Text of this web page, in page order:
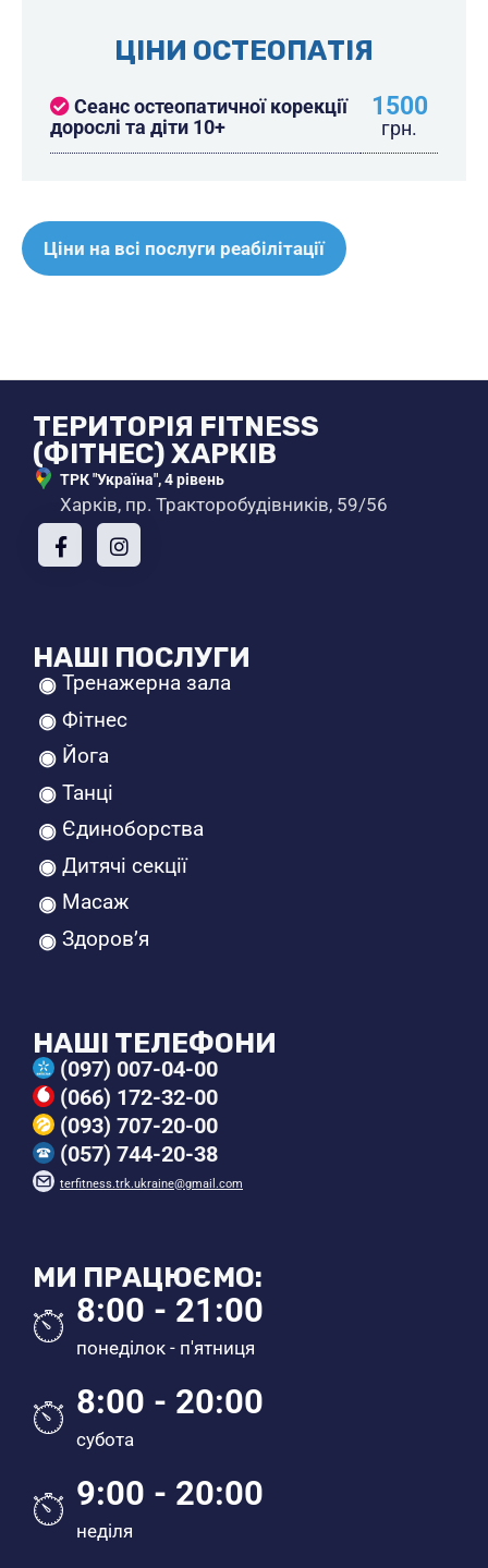
ЦІНИ ОСТЕОПАТІЯ
Сеанс остеопатичної корекції
дорослі та діти 10+
1500
грн.
Ціни на всі послуги реабілітації
ТЕРИТОРІЯ FITNESS
(ФІТНЕС) ХАРКІВ
ТРК "Україна", 4 рівень
Харків, пр. Тракторобудівників, 59/56
НАШІ ПОСЛУГИ
Тренажерна зала
Фітнес
Йога
Танці
Єдиноборства
Дитячі секції
Масаж
Здоров’я
НАШІ ТЕЛЕФОНИ
(097) 007-04-00
(066) 172-32-00
(093) 707-20-00
(057) 744-20-38
terfitness.trk.ukraine@gmail.com
МИ ПРАЦЮЄМО:
8:00 - 21:00
понеділок - п'ятниця
8:00 - 20:00
субота
9:00 - 20:00
неділя